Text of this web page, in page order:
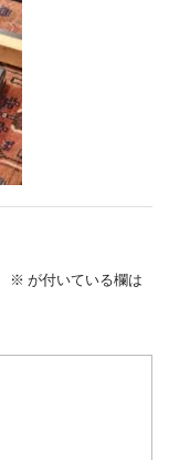
※ が付いている欄は